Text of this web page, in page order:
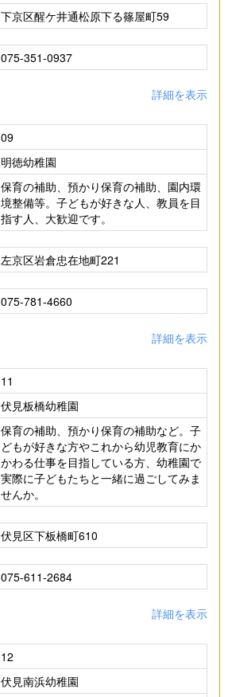
下京区醒ケ井通松原下る篠屋町59
075-351-0937
詳細を表示
09
明徳幼稚園
保育の補助、預かり保育の補助、園内環
境整備等。子どもが好きな人、教員を目
指す人、大歓迎です。
左京区岩倉忠在地町221
075-781-4660
詳細を表示
11
伏見板橋幼稚園
保育の補助、預かり保育の補助など。子
どもが好きな方やこれから幼児教育にか
かわる仕事を目指している方、幼稚園で
実際に子どもたちと一緒に過ごしてみま
せんか。
伏見区下板橋町610
075-611-2684
詳細を表示
12
伏見南浜幼稚園